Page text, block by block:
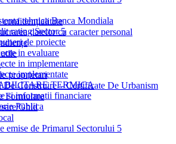
tehnica Banca Mondiala
rating Sector 5
de proiecte
in evaluare
in implementare
implementate
TERMICA
si informatii financiare
Publica
confidențialitate
datelor cu caracter personal
proprietari
Construire – Certificate De Urbanism
Formulare
Ghid
emise de Primarul Sectorului 5